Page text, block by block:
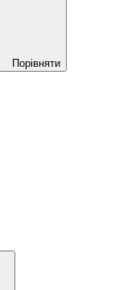
Порівняти